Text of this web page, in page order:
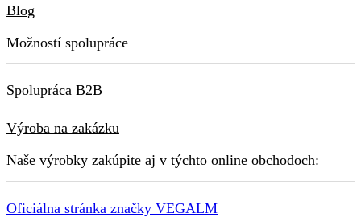
Blog
Možností spolupráce
Spolupráca B2B
Výroba na zakázku
Naše výrobky zakúpite aj v týchto online obchodoch:
Oficiálna stránka značky VEGALM